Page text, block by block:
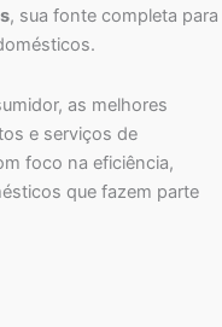
, sua fonte completa para
as melhores
e serviços de
foco na eficiência,
que fazem parte